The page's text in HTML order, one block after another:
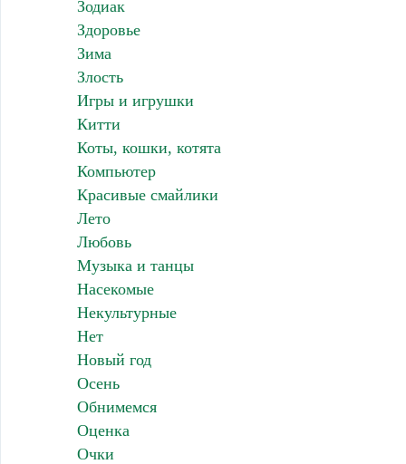
Зодиак
Здоровье
Зима
Злость
Игры и игрушки
Китти
Коты, кошки, котята
Компьютер
Красивые смайлики
Лето
Любовь
Музыка и танцы
Насекомые
Некультурные
Нет
Новый год
Осень
Обнимемся
Оценка
Очки